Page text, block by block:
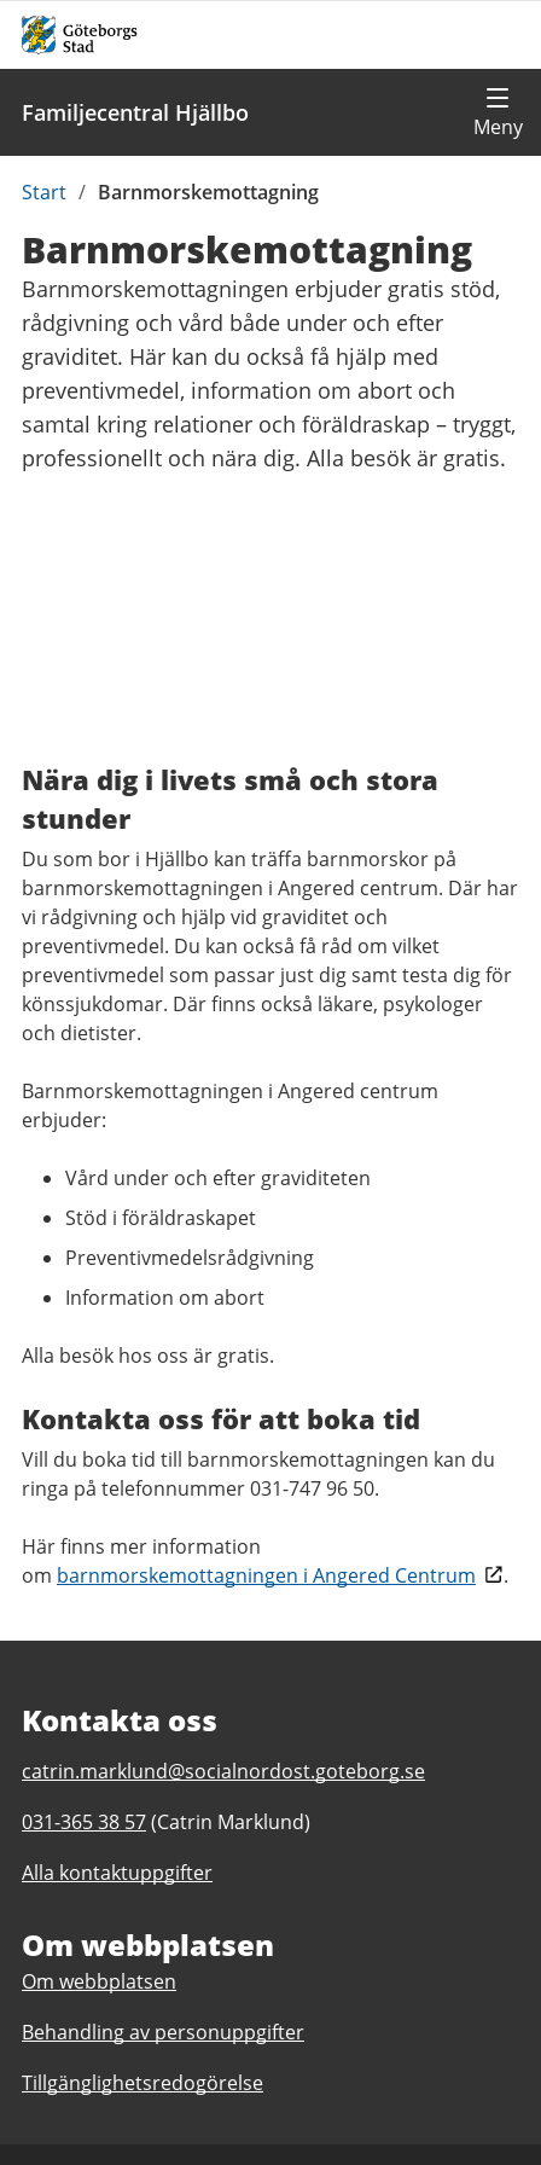
Familjecentral Hjällbo
Du
här:
Start / Barnmorskemottagning
Barnmorskemottagning
Barnmorskemottagningen erbjuder gratis stöd,
rådgivning och vård både under och efter
graviditet. Här kan du också få hjälp med
preventivmedel, information om abort och
samtal kring relationer och föräldraskap – tryggt,
professionellt och nära dig. Alla besök är gratis.
Nära dig i livets små och stora
stunder
Du som bor i Hjällbo kan träffa barnmorskor på
barnmorskemottagningen i Angered centrum. Där har
vi rådgivning och hjälp vid graviditet och
preventivmedel. Du kan också få råd om vilket
preventivmedel som passar just dig samt testa dig för
könssjukdomar. Där finns också läkare, psykologer
och dietister.
Barnmorskemottagningen i Angered centrum
erbjuder:
Vård under och efter graviditeten
Stöd i föräldraskapet
Preventivmedelsrådgivning
Information om abort
Alla besök hos oss är gratis.
Kontakta oss för att boka tid
Vill du boka tid till barnmorskemottagningen kan du
ringa på telefonnummer 031-747 96 50.
Här finns mer information
om barnmorskemottagningen i Angered Centrum .
Kontakta oss
E-
till
Familjecentral
Hjällbo
catrin.marklund@socialnordost.goteborg.se
Telefonnummer
Familjecentral
031-365 38 57(Catrin Marklund)
Alla kontaktuppgifter
Om webbplatsen
Om webbplatsen
Behandling av personuppgifter
Tillgänglighetsredogörelse